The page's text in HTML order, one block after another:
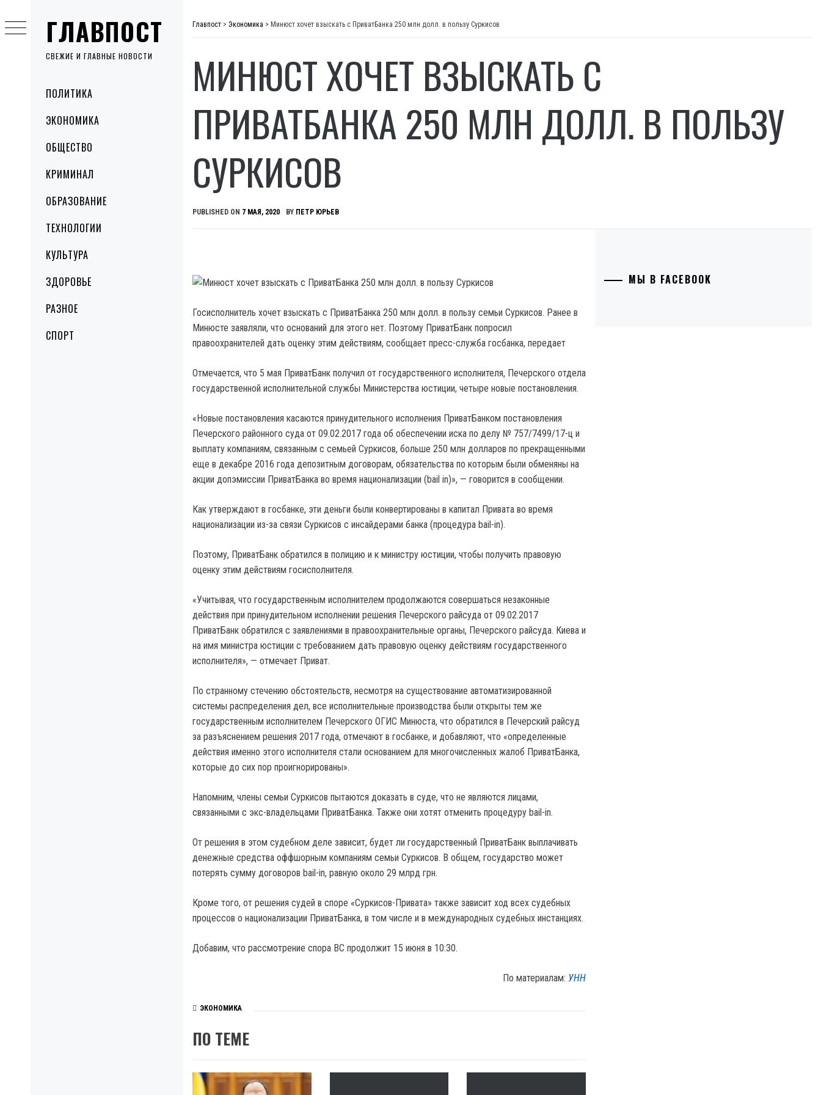
ГЛАВПОСТ
СВЕЖИЕ И ГЛАВНЫЕ НОВОСТИ
MenuПОЛИТИКА
ЭКОНОМИКА
ОБЩЕСТВО
КРИМИНАЛ
ОБРАЗОВАНИЕ
ТЕХНОЛОГИИ
КУЛЬТУРА
ЗДОРОВЬЕ
РАЗНОЕ
СПОРТ
to
content
Главпост > Экономика > Минюст хочет взыскать с ПриватБанка 250 млн долл. в пользу Суркисов
МИНЮСТ ХОЧЕТ ВЗЫСКАТЬ С
ПРИВАТБАНКА 250 МЛН ДОЛЛ. В ПОЛЬЗУ
СУРКИСОВ
PUBLISHED ON 7 МАЯ, 2020 BY ПЕТР ЮРЬЕВ
Госисполнитель хочет взыскать с ПриватБанка 250 млн долл. в пользу семьи Суркисов. Ранее в
Минюсте заявляли, что оснований для этого нет. Поэтому ПриватБанк попросил
правоохранителей дать оценку этим действиям, сообщает пресс-служба госбанка, передает
Отмечается, что 5 мая ПриватБанк получил от государственного исполнителя, Печерского отдела
государственной исполнительной службы Министерства юстиции, четыре новые постановления.
«Новые постановления касаются принудительного исполнения ПриватБанком постановления
Печерского районного суда от 09.02.2017 года об обеспечении иска по делу № 757/7499/17-ц и
выплату компаниям, связанным с семьей Суркисов, больше 250 млн долларов по прекращенными
еще в декабре 2016 года депозитным договорам, обязательства по которым были обменяны на
акции допэмиссии ПриватБанка во время национализации (bail in)», — говорится в сообщении.
Как утверждают в госбанке, эти деньги были конвертированы в капитал Привата во время
национализации из-за связи Суркисов с инсайдерами банка (процедура bail-in).
Поэтому, ПриватБанк обратился в полицию и к министру юстиции, чтобы получить правовую
оценку этим действиям госисполнителя.
«Учитывая, что государственным исполнителем продолжаются совершаться незаконные
действия при принудительном исполнении решения Печерского райсуда от 09.02.2017
ПриватБанк обратился с заявлениями в правоохранительные органы, Печерского райсуда. Киева и
на имя министра юстиции с требованием дать правовую оценку действиям государственного
исполнителя», — отмечает Приват.
По странному стечению обстоятельств, несмотря на существование автоматизированной
системы распределения дел, все исполнительные производства были открыты тем же
государственным исполнителем Печерского ОГИС Минюста, что обратился в Печерский райсуд
за разъяснением решения 2017 года, отмечают в госбанке, и добавляют, что «определенные
действия именно этого исполнителя стали основанием для многочисленных жалоб ПриватБанка,
которые до сих пор проигнорированы».
Напомним, члены семьи Суркисов пытаются доказать в суде, что не являются лицами,
связанными с экс-владельцами ПриватБанка. Также они хотят отменить процедуру bail-in.
От решения в этом судебном деле зависит, будет ли государственный ПриватБанк выплачивать
денежные средства оффшорным компаниям семьи Суркисов. В общем, государство может
потерять сумму договоров bail-in, равную около 29 млрд грн.
Кроме того, от решения судей в споре «Суркисов-Привата» также зависит ход всех судебных
процессов о национализации ПриватБанка, в том числе и в международных судебных инстанциях.
Добавим, что рассмотрение спора ВС продолжит 15 июня в 10:30.
По материалам: УНН
ЭКОНОМИКА
ПО ТЕМЕ
МЫ В FACEBOOK